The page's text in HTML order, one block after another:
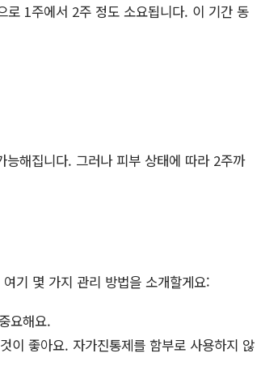
로 1주에서 2주 정도 소요됩니다. 이 기간 동
해집니다. 그러나 피부 상태에 따라 2주까
기 몇 가지 관리 방법을 소개할게요:
요해요.
이 좋아요. 자가진통제를 함부로 사용하지 않